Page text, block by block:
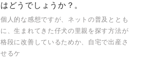
はどうでしょうか？。
個人的な感想ですが、ネットの普及ととも
に、生まれてきた仔犬の里親を探す方法が
格段に改善しているためか、自宅で出産さ
せるケ